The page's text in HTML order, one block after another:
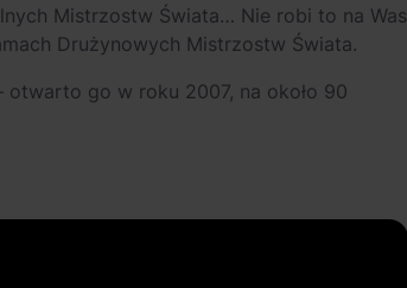
Mistrzostw Świata… Nie robi to na Was
Drużynowych Mistrzostw Świata.
go w roku 2007, na około 90